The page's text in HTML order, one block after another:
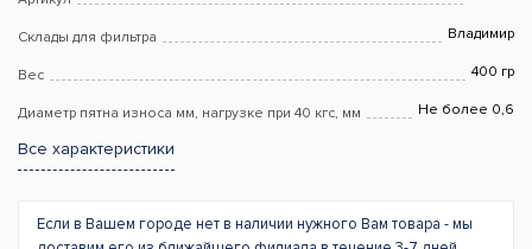
Склады для фильтра Владимир
Вес 400 гр
Диаметр пятна износа мм, нагрузке при 40 кгс, мм Не более 0,6
Все характеристики
Если в Вашем городе нет в наличии нужного Вам товара - мы